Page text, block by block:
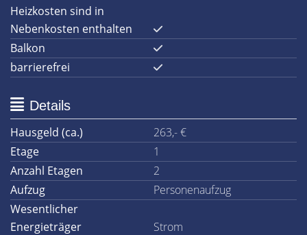
Heizkosten sind in
Nebenkosten enthalten
Balkon
barrierefrei
Details
Hausgeld (ca.)
263,- €
Etage
1
Anzahl Etagen
2
Aufzug
Personenaufzug
Wesentlicher
Energieträger
Strom